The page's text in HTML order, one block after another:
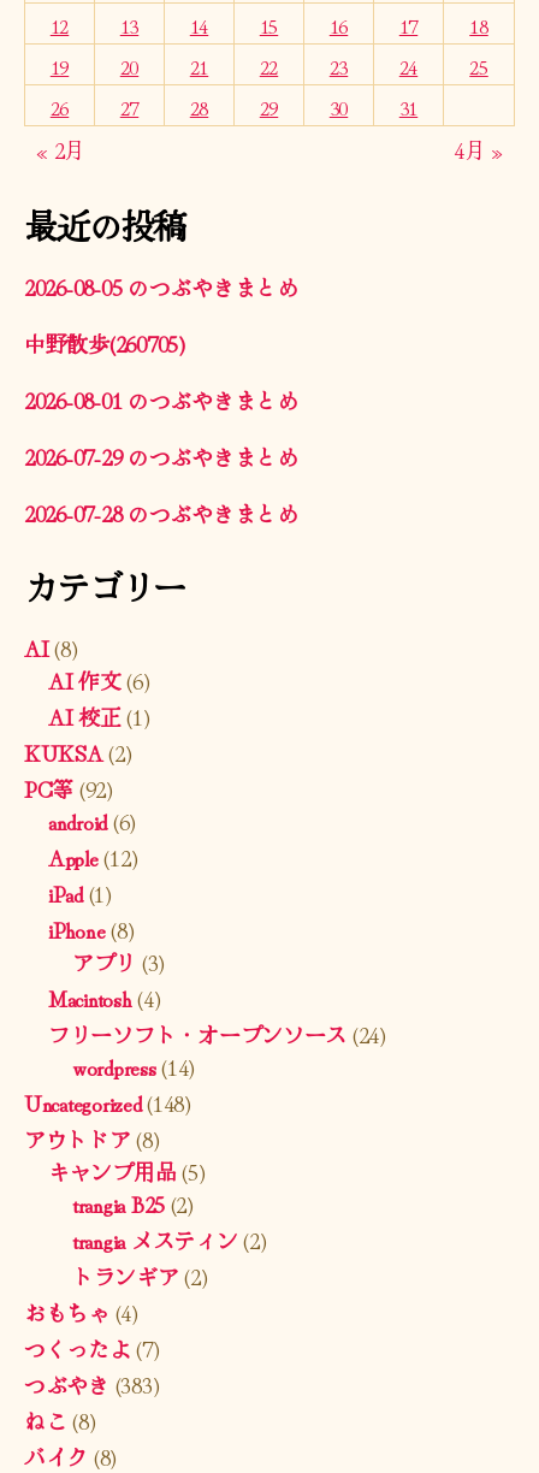
12
13 14 15 16 17
18
19
20 21 22 23 24
25
26
27 28 29 30 31
« 2月 4月 »
最近の投稿
2026-08-05 のつぶやきまとめ
中野散歩(260705)
2026-08-01 のつぶやきまとめ
2026-07-29 のつぶやきまとめ
2026-07-28 のつぶやきまとめ
カテゴリー
AI(8)
AI 作文(6)
AI 校正(1)
KUKSA(2)
PC等(92)
android(6)
Apple(12)
iPad(1)
iPhone(8)
アプリ (3)
Macintosh(4)
フリーソフト・オープンソース (24)
wordpress(14)
Uncategorized(148)
アウトドア(8)
キャンプ用品(5)
trangia B25(2)
trangia メスティン(2)
トランギア(2)
おもちゃ (4)
つくったよ(7)
つぶやき (383)
ねこ (8)
バイク (8)